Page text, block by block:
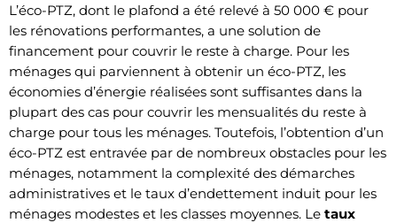
L’éco-PTZ, dont le plafond a été relevé à 50 000 € pour
les rénovations performantes, a une solution de
financement pour couvrir le reste à charge. Pour les
ménages qui parviennent à obtenir un éco-PTZ, les
économies d’énergie réalisées sont suffisantes dans la
plupart des cas pour couvrir les mensualités du reste à
charge pour tous les ménages. Toutefois, l’obtention d’un
éco-PTZ est entravée par de nombreux obstacles pour les
ménages, notamment la complexité des démarches
administratives et le taux d’endettement induit pour les
ménages modestes et les classes moyennes. Le taux